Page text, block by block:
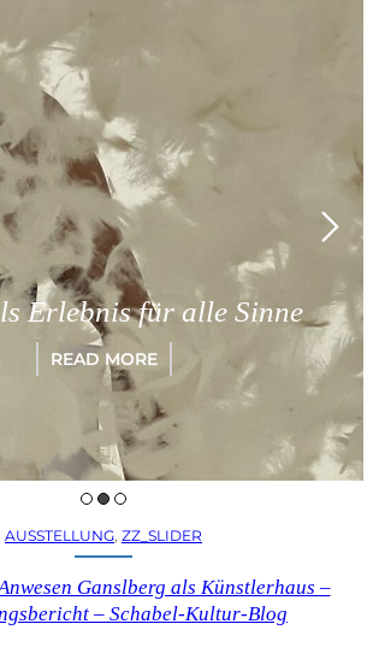
alle Sinne
AUSSTELLUNG, ZZ_SLIDER
Ganslberg als Künstlerhaus –
– Schabel-Kultur-Blog